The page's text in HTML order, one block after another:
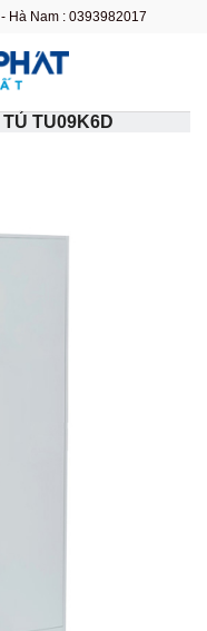
Hà Nam : 0393982017
TỦ TU09K6D